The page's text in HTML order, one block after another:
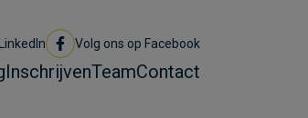
Volg ons op Facebook
InschrijvenTeamContact